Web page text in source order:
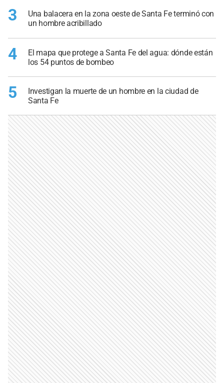
3
Una balacera en la zona oeste de Santa Fe terminó con
un hombre acribillado
4
El mapa que protege a Santa Fe del agua: dónde están
los 54 puntos de bombeo
5
Investigan la muerte de un hombre en la ciudad de
Santa Fe